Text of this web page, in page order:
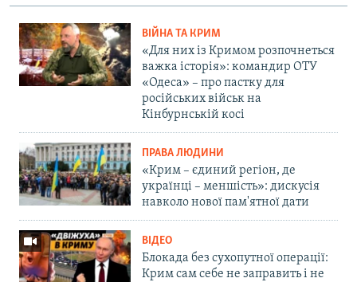
ВІЙНА ТА КРИМ
«Для них із Кримом розпочнеться
важка історія»: командир ОТУ
«Одеса» – про пастку для
російських військ на
Кінбурнській косі
ПРАВА ЛЮДИНИ
«Крим – єдиний регіон, де
українці – меншість»: дискусія
навколо нової пам'ятної дати
ВІДЕО
Блокада без сухопутної операції:
Крим сам себе не заправить і не